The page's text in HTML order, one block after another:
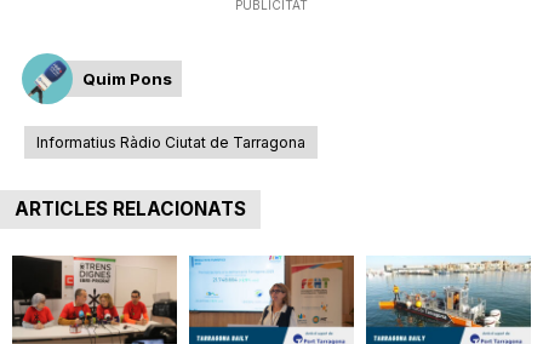
PUBLICITAT
Quim Pons
Informatius Ràdio Ciutat de Tarragona
ARTICLES RELACIONATS